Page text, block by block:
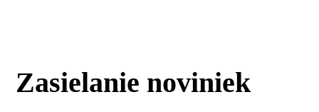
Zasielanie noviniek